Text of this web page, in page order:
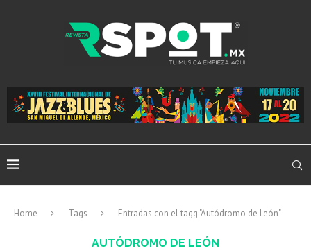
Home Tags Entradas con el tagg "Autódromo de León"
AUTÓDROMO DE LEÓN